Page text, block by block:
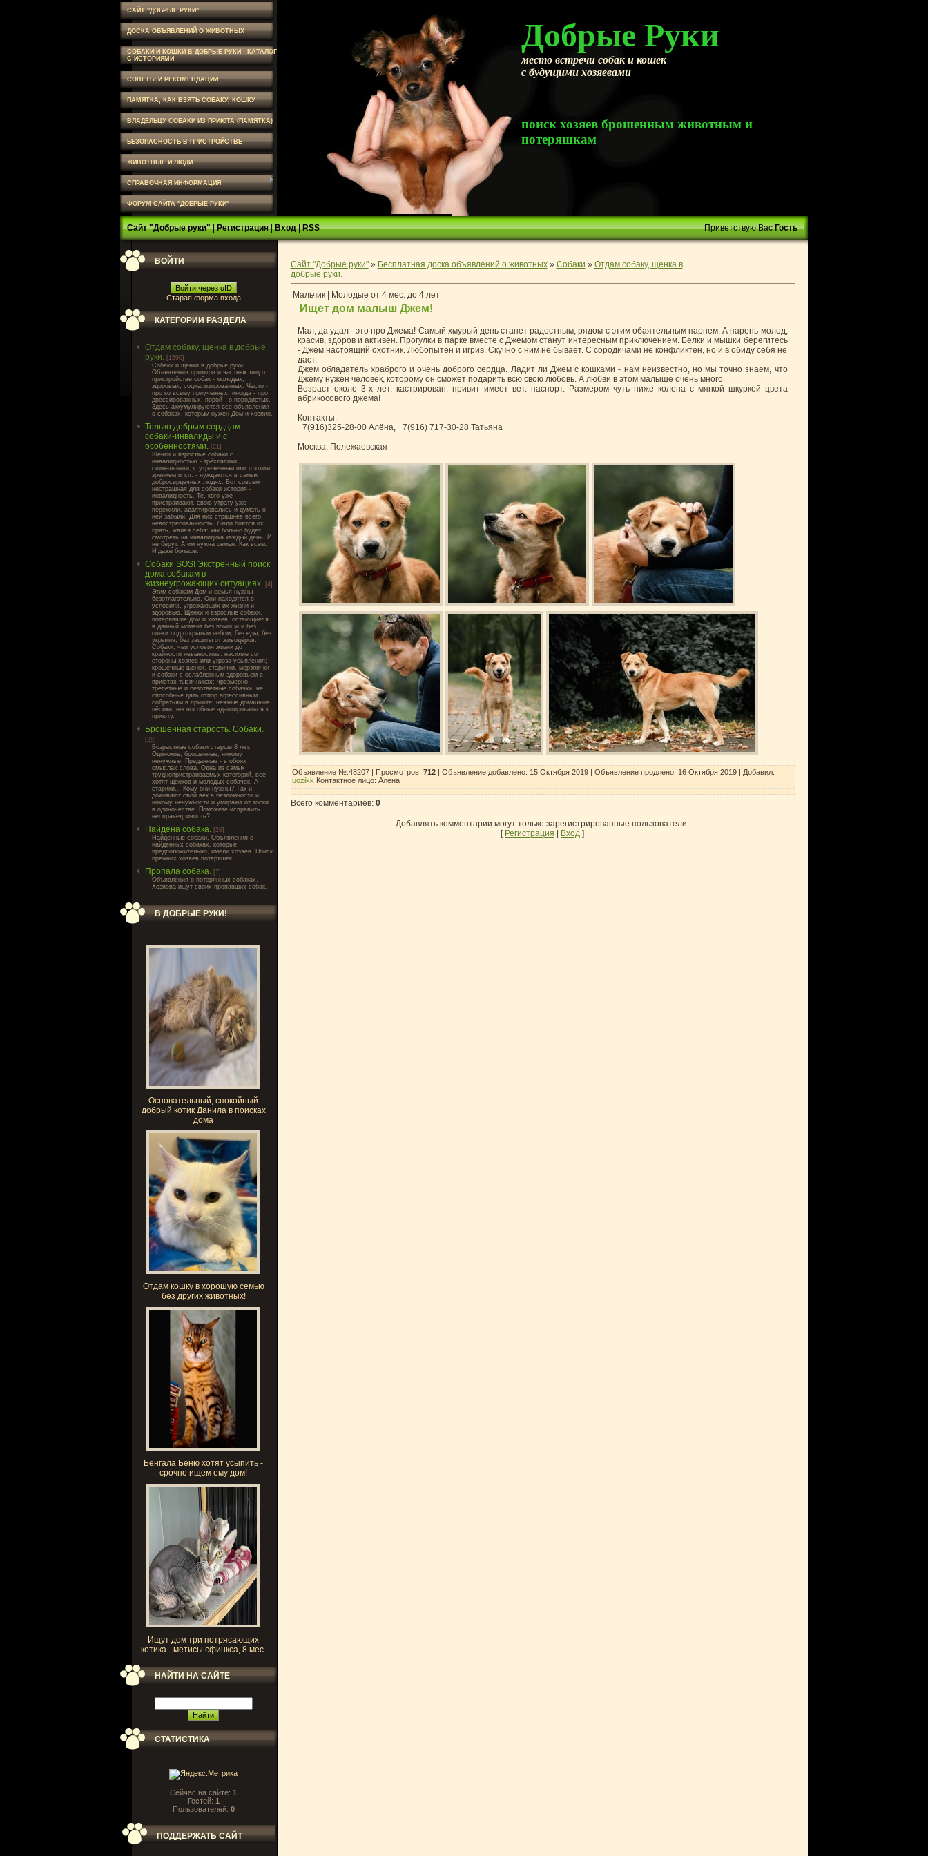
САЙТ "ДОБРЫЕ РУКИ"
ДОСКА ОБЪЯВЛЕНИЙ О ЖИВОТНЫХ
СОБАКИ И КОШКИ В ДОБРЫЕ РУКИ - КАТАЛОГ
С ИСТОРИЯМИ
СОВЕТЫ И РЕКОМЕНДАЦИИ
ПАМЯТКА, КАК ВЗЯТЬ СОБАКУ, КОШКУ
ВЛАДЕЛЬЦУ СОБАКИ ИЗ ПРИЮТА (ПАМЯТКА)
БЕЗОПАСНОСТЬ В ПРИСТРОЙСТВЕ
ЖИВОТНЫЕ И ЛЮДИ
СПРАВОЧНАЯ ИНФОРМАЦИЯ
ФОРУМ САЙТА "ДОБРЫЕ РУКИ"
Добрые Руки
место встречи собак и кошек
с будущими хозяевами
поиск хозяев брошенным животным и
потеряшкам
Сайт "Добрые руки"|Регистрация|Вход|RSS Приветствую Вас Гость
ВОЙТИ
Войти через uID
Старая форма входа
КАТЕГОРИИ РАЗДЕЛА
Отдам собаку, щенка в добрые
руки. [1590]
Cобаки и щенки в добрые руки.
Объявления приютов и частных лиц о
пристройстве собак - молодых,
здоровых, социализированных. Часто -
про ко всему приученных, иногда - про
дрессированных, порой - о породистых.
Здесь аккумулируются все объявления
о собаках, которым нужен Дом и хозяин.
Только добрым сердцам:
собаки-инвалиды и с
особенностями. [21]
Щенки и взрослые собаки с
инвалидностью - трёхлапики,
спинальники, с утраченным или плохим
зрением и т.п. - нуждаются в самых
добросердечных людях. Вот совсем
нестрашная для собаки история -
инвалидность. Те, кого уже
пристраивают, свою утрату уже
пережили, адаптировались и думать о
ней забыли. Для них страшнее всего
невостребованность. Люди боятся их
брать, жалея себя: как больно будет
смотреть на инвалидика каждый день. И
не берут. А им нужна семья. Как всем.
И даже больше.
Собаки SOS! Экстренный поиск
дома собакам в
жизнеугрожающих ситуациях. [4]
Этим собакам Дом и семья нужны
безотлагательно. Они находятся в
условиях, угрожающих их жизни и
здоровью. Щенки и взрослые собаки,
потерявшие дом и хозяев, остающиеся
в данный момент без помощи и без
опеки под открытым небом, без еды, без
укрытия, без защиты от живодёров.
Собаки, чьи условия жизни до
крайности невыносимы: насилие со
стороны хозяев или угроза усыпления;
крошечные щенки, старички, мерзлячки
и собаки с ослабленным здоровьем в
приютах-тысячниках; чрезмерно
трепетные и безответные собачки, не
способные дать отпор агрессивным
собратьям в приюте; нежные домашние
пёсики, неспособные адаптироваться к
приюту.
Брошенная старость. Собаки.
[29]
Возрастные собаки старше 8 лет.
Одинокие, брошенные, никому
ненужные. Преданные - в обоих
смыслах слова. Одна из самых
труднопристраиваемых категорий, все
хотят щенков и молодых собачек. А
старики... Кому они нужны? Так и
доживают свой век в бездомности и
никому ненужности и умирают от тоски
в одиночестве. Поможете исправить
несправедливость?
Найдена собака. [28]
Найденные собаки. Объявления о
найденных собаках, которые,
предположительно, имели хозяев. Поиск
прежних хозяев потеряшек.
Пропала собака. [7]
Объявления о потерянных собаках.
Хозяева ищут своих пропавших собак.
В ДОБРЫЕ РУКИ!
Основательный, спокойный
добрый котик Данила в поисках
дома
Отдам кошку в хорошую семью
без других животных!
Бенгала Беню хотят усыпить -
срочно ищем ему дом!
Ищут дом три потрясающих
котика - метисы сфинкса, 8 мес.
НАЙТИ НА САЙТЕ
СТАТИСТИКА
Сейчас на сайте: 1
Гостей: 1
Пользователей: 0
ПОДДЕРЖАТЬ САЙТ
Сайт "Добрые руки"» Бесплатная доска объявлений о животных» Собаки » Отдам собаку, щенка в
добрые руки.
Мальчик | Молодые от 4 мес. до 4 лет
Ищет дом малыш Джем!
Мал, да удал - это про Джема! Самый хмурый день станет радостным, рядом с этим обаятельным парнем. А парень молод,
красив, здоров и активен. Прогулки в парке вместе с Джемом станут интересным приключением. Белки и мышки берегитесь
- Джем настоящий охотник. Любопытен и игрив. Скучно с ним не бывает. С сородичами не конфликтен, но и в обиду себя не
даст.
Джем обладатель храброго и очень доброго сердца. Ладит ли Джем с кошками - нам неизвестно, но мы точно знаем, что
Джему нужен человек, которому он сможет подарить всю свою любовь. А любви в этом малыше очень много.
Возраст около 3-х лет, кастрирован, привит имеет вет. паспорт. Размером чуть ниже колена с мягкой шкуркой цвета
абрикосового джема!
Контакты:
+7(916)325-28-00 Алёна, +7(916) 717-30-28 Татьяна
Москва, Полежаевская
Объявление №:48207 | Просмотров: 712| Объявление добавлено: 15 Октября 2019| Объявление продлено: 16 Октября 2019| Добавил:
uozikk Контактное лицо: Алена
Всего комментариев: 0
Добавлять комментарии могут только зарегистрированные пользователи.
[ Регистрация Вход ]